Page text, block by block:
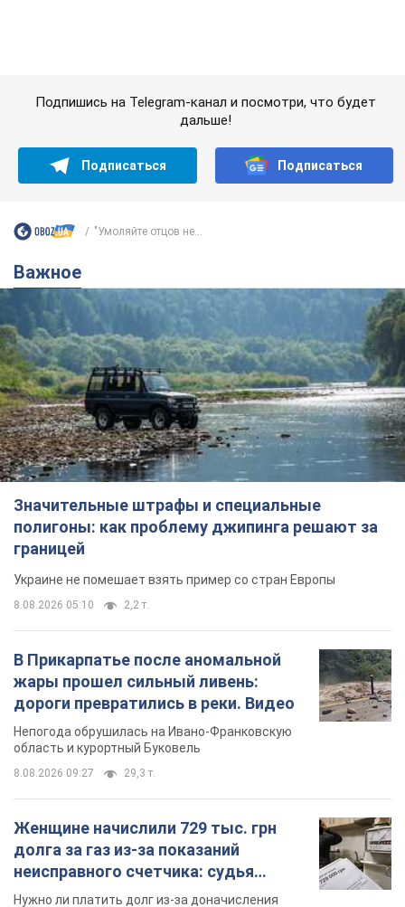
Важное
Значительные штрафы и специальные
полигоны: как проблему джипинга решают за
границей
Украине не помешает взять пример со стран Европы
8.08.2026 05:10 2,2 т.
В Прикарпатье после аномальной
жары прошел сильный ливень:
дороги превратились в реки. Видео
Непогода обрушилась на Ивано-Франковскую
Женщине начислили 729 тыс. грн
долга за газ из-за показаний
неисправного счетчика: судья
вынес неожиданное решение
8 годин тому 31,2 т.